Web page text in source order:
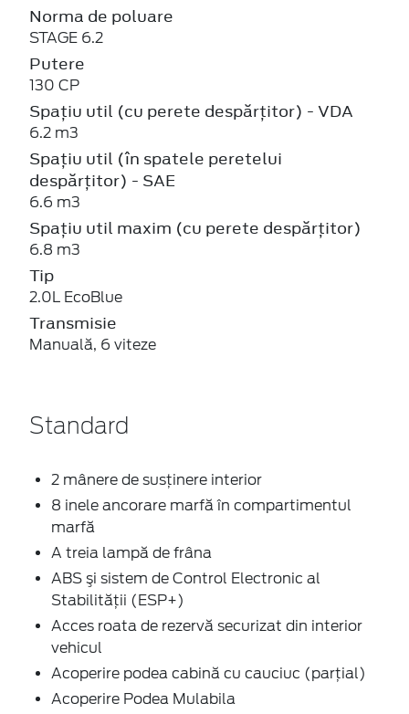
Norma de poluare
STAGE 6.2
Putere
130 CP
Spațiu util (cu perete despărțitor) - VDA
6.2 m3
Spațiu util (în spatele peretelui
despărțitor) - SAE
6.6 m3
Spațiu util maxim (cu perete despărțitor)
6.8 m3
Tip
2.0L EcoBlue
Transmisie
Manuală, 6 viteze
Standard
2 mânere de susţinere interior
8 inele ancorare marfă în compartimentul
marfă
A treia lampă de frâna
ABS şi sistem de Control Electronic al
Stabilității (ESP+)
Acces roata de rezervă securizat din interior
vehicul
Acoperire podea cabină cu cauciuc (parțial)
Acoperire Podea Mulabila